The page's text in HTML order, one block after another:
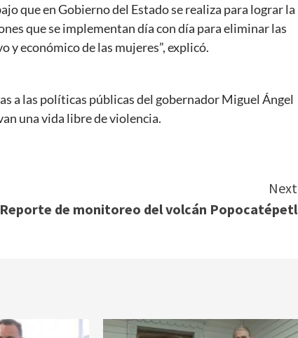
que en Gobierno del Estado se realiza para lograr la
que se implementan día con día para eliminar las
y económico de las mujeres”, explicó.
a las políticas públicas del gobernador Miguel Ángel
una vida libre de violencia.
Next
Reporte de monitoreo del volcán Popocatépetl